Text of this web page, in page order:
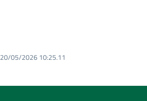
20/05/2026 10:25.11